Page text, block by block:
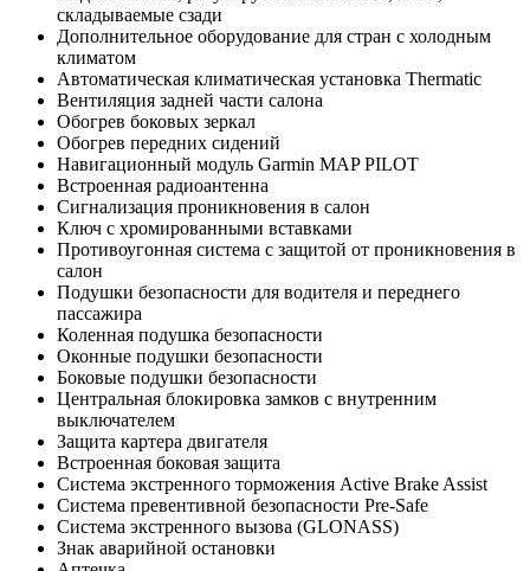
складываемые сзади
Дополнительное оборудование для стран с холодным
климатом
Автоматическая климатическая установка Thermatic
Вентиляция задней части салона
Обогрев боковых зеркал
Обогрев передних сидений
Навигационный модуль Garmin MAP PILOT
Встроенная радиоантенна
Сигнализация проникновения в салон
Ключ с хромированными вставками
Противоугонная система с защитой от проникновения в
салон
Подушки безопасности для водителя и переднего
пассажира
Коленная подушка безопасности
Оконные подушки безопасности
Боковые подушки безопасности
Центральная блокировка замков с внутренним
выключателем
Защита картера двигателя
Встроенная боковая защита
Система экстренного торможения Active Brake Assist
Система превентивной безопасности Pre-Safe
Система экстренного вызова (GLONASS)
Знак аварийной остановки